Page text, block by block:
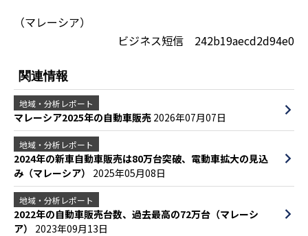
（マレーシア）
ビジネス短信 242b19aecd2d94e0
関連情報
地域・分析レポート
マレーシア2025年の自動車販売 2026年07月07日
地域・分析レポート
2024年の新車自動車販売は80万台突破、電動車拡大の見込
み（マレーシア） 2025年05月08日
地域・分析レポート
2022年の自動車販売台数、過去最高の72万台（マレーシ
ア） 2023年09月13日